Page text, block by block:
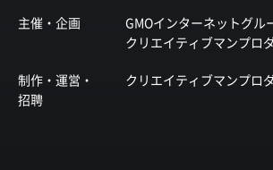
主催・企画
GMOインターネットグル
クリエイティブマンプロ
制作・運営・
招聘
クリエイティブマンプロ